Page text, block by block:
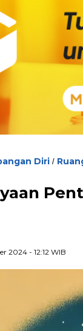
Diri /
2024 - 12:12 WIB